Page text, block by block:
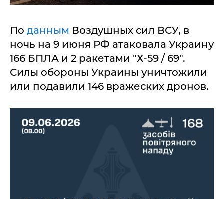
По данным Воздушных сил ВСУ, в
ночь на 9 июня РФ атаковала Украину
166 БПЛА и 2 ракетами "Х-59 / 69".
Силы обороны Украины уничтожили
или подавили 146 вражеских дронов.